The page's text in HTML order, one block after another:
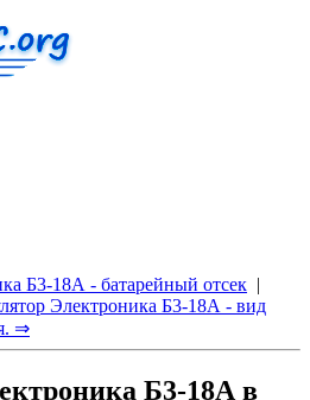
Б3-18А - батарейный отсек |
Электроника Б3-18А - вид
⇒
Б3-18А в